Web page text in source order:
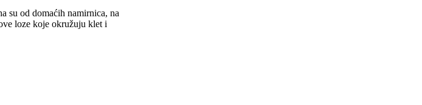
su od domaćih namirnica, na
loze koje okružuju klet i